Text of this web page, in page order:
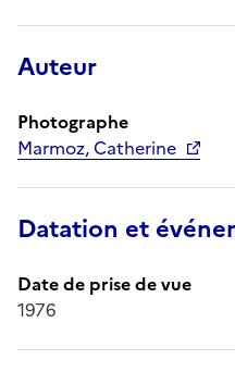
Auteur
Photographe
Marmoz, Catherine
Datation et
Date de prise de vue
1976